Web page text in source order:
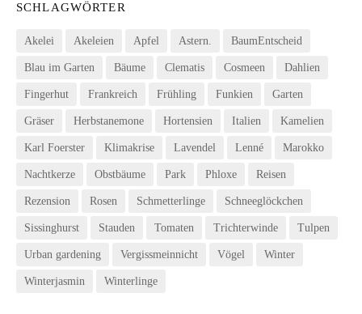
SCHLAGWÖRTER
Akelei Akeleien Apfel Astern. BaumEntscheid
Blau im Garten Bäume Clematis Cosmeen Dahlien
Fingerhut Frankreich Frühling Funkien Garten
Gräser Herbstanemone Hortensien Italien Kamelien
Karl Foerster Klimakrise Lavendel Lenné Marokko
Nachtkerze Obstbäume Park Phloxe Reisen
Rezension Rosen Schmetterlinge Schneeglöckchen
Sissinghurst Stauden Tomaten Trichterwinde Tulpen
Urban gardening Vergissmeinnicht Vögel Winter
Winterjasmin Winterlinge